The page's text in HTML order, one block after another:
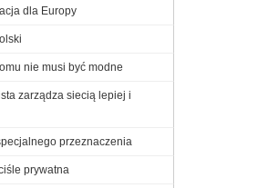
dla Europy
nie musi być modne
zarządza siecią lepiej i
przeznaczenia
prywatna